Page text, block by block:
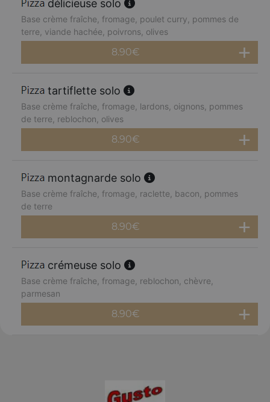
délicieuse solo
Base crème fraîche, fromage, poulet curry, pommes de
terre, viande hachée, poivrons, olives
8.90€
tartiflette solo
Base crème fraîche, fromage, lardons, oignons, pommes
de terre, reblochon, olives
8.90€
montagnarde solo
Base crème fraîche, fromage, raclette, bacon, pommes
de terre
8.90€
crémeuse solo
Base crème fraîche, fromage, reblochon, chèvre,
parmesan
8.90€